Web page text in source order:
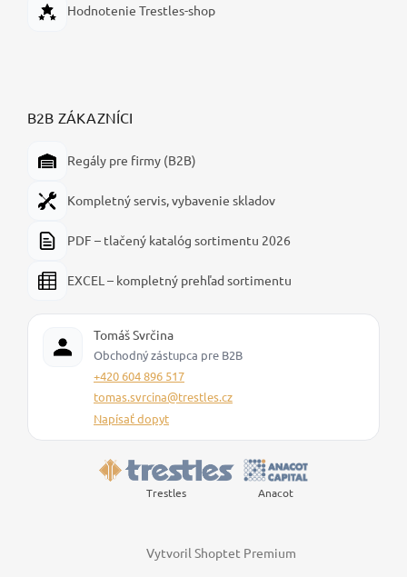
Hodnotenie Trestles-shop
B2B ZÁKAZNÍCI
Regály pre firmy (B2B)
Kompletný servis, vybavenie skladov
PDF – tlačený katalóg sortimentu 2026
EXCEL – kompletný prehľad sortimentu
Tomáš Svrčina
Obchodný zástupca pre B2B
+420 604 896 517
tomas.svrcina@trestles.cz
Napísať dopyt
Trestles Anacot
Vytvoril Shoptet Premium